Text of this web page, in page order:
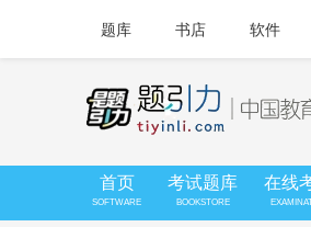
题库 书店 软件
首页
SOFTWARE
考试题库
BOOKSTORE
在线